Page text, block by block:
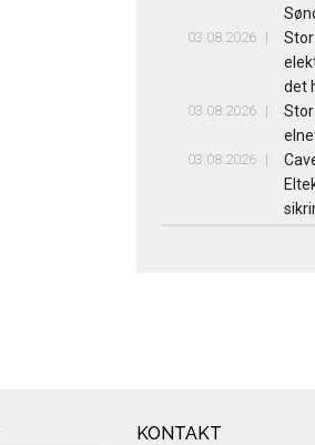
03.08.2026
det
03.08.2026
03.08.2026
KONTAKT